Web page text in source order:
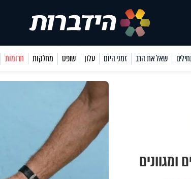
שאל את הרב זמני היום עלון שופס מחלקות תרומות